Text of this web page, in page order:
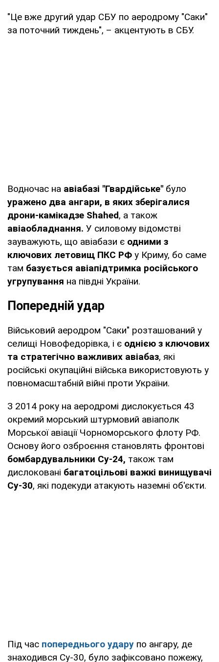
"Це вже другий удар СБУ по аеродрому "Саки"
за поточний тиждень", – акцентують в СБУ.
Водночас на авіабазі "Гвардійське" було
уражено два ангари, в яких зберігалися
дрони-камікадзе Shahed, а також
авіаобладнання. У силовому відомстві
зауважують, що авіабази є одними з
ключових летовищ ПКС РФ у Криму, бо саме
там базується авіапідтримка російського
угрупування на півдні України.
Попередній удар
Військовий аеродром "Саки" розташований у
селищі Новофедорівка, і є однією з ключових
та стратегічно важливих авіабаз, які
російські окупаційні війська використовують у
повномасштабній війні проти України.
З 2014 року на аеродромі дислокується 43
окремий морський штурмовий авіаполк
Морської авіації Чорноморського флоту РФ.
Основу його озброєння становлять фронтові
бомбардувальники Су-24, також там
дислоковані багатоцільові важкі винищувачі
Су-30, які подекуди атакують наземні об'єкти.
Під час попереднього удару по ангару, де
знаходився Су-30, було зафіксовано пожежу,